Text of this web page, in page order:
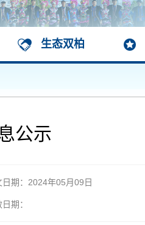
生态双柏
公示
日期：2024年05月09日
期：